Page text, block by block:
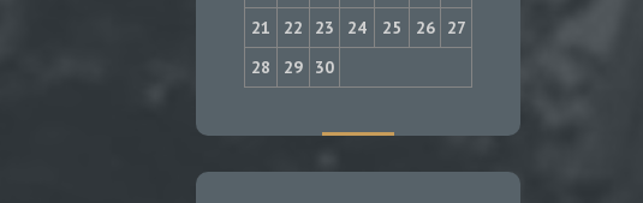
21
22 23 24 25 26
27
28
29 30